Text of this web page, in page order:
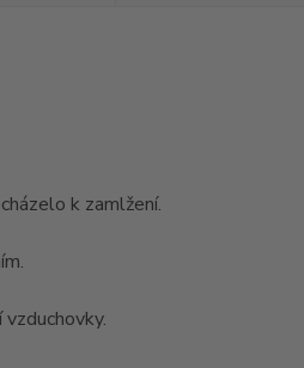
k zamlžení.